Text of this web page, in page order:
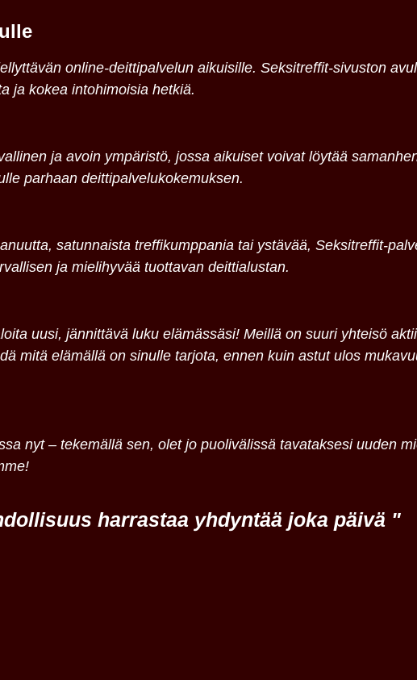
online-deittipalvelun aikuisille. Seksitreffit-sivuston
ja kokea intohimoisia hetkiä.
ja avoin ympäristö, jossa aikuiset voivat löytää
parhaan deittipalvelukokemuksen.
satunnaista treffikumppania tai ystävää, Seksitreffit-
ja mielihyvää tuottavan deittialustan.
uusi, jännittävä luku elämässäsi! Meillä on suuri yhteisö
mitä elämällä on sinulle tarjota, ennen kuin astut ulos
nyt – tekemällä sen, olet jo puolivälissä tavataksesi uuden
harrastaa yhdyntää joka päivä "